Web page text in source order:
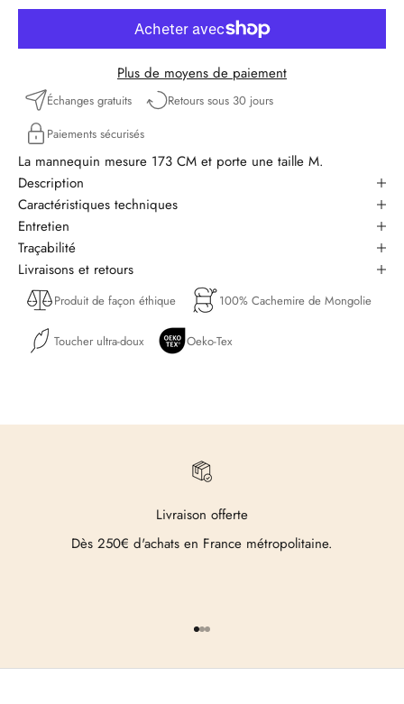
Plus de moyens de paiement
Échanges gratuits
Retours sous 30 jours
Paiements sécurisés
La mannequin mesure 173 CM et porte une taille M.
Description
Caractéristiques techniques
Entretien
Traçabilité
Livraisons et retours
Produit de façon éthique 100% Cachemire de Mongolie
Toucher ultra-doux Oeko-Tex
Livraison offerte
Dès 250€ d'achats en France métropolitaine.
Aller à l'élément 1
Aller à l'élément 2
Aller à l'élément 3